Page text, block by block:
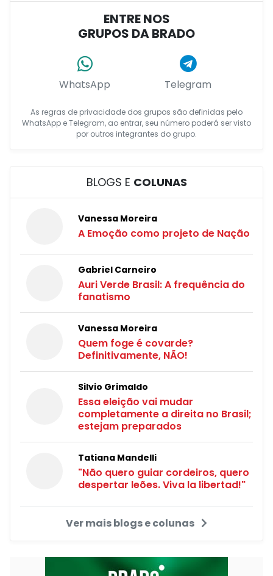
ENTRE NOS
GRUPOS DA BRADO
WhatsApp Telegram
As regras de privacidade dos grupos são definidas pelo
WhatsApp e Telegram, ao entrar, seu número poderá ser visto
por outros integrantes do grupo.
BLOGS E COLUNAS
Vanessa Moreira
A Emoção como projeto de Nação
Gabriel Carneiro
Auri Verde Brasil: A frequência do
fanatismo
Vanessa Moreira
Quem foge é covarde?
Definitivamente, NÃO!
Silvio Grimaldo
Essa eleição vai mudar
completamente a direita no Brasil;
estejam preparados
Tatiana Mandelli
"Não quero guiar cordeiros, quero
despertar leões. Viva la libertad!"
Ver mais blogs e colunas